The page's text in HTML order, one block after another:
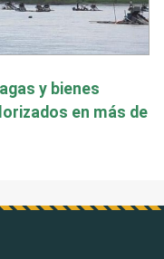
y bienes
en más de